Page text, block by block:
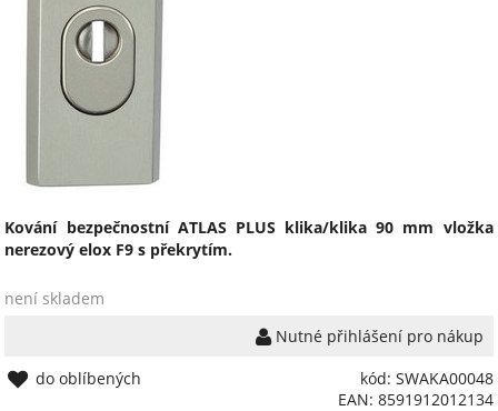
Kování bezpečnostní ATLAS PLUS klika/klika 90 mm vložka
nerezový elox F9 s překrytím.
není skladem
Nutné přihlášení pro nákup
kód: SWAKA00048
EAN: 8591912012134
do oblíbených